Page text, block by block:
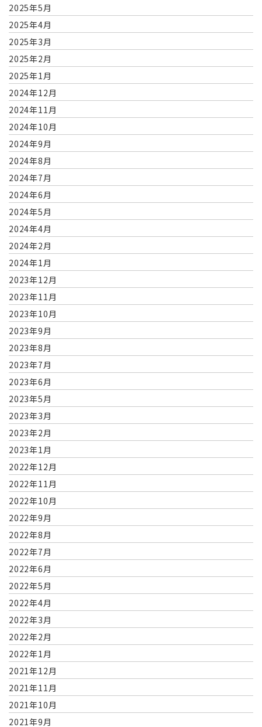
2025年5月
2025年4月
2025年3月
2025年2月
2025年1月
2024年12月
2024年11月
2024年10月
2024年9月
2024年8月
2024年7月
2024年6月
2024年5月
2024年4月
2024年2月
2024年1月
2023年12月
2023年11月
2023年10月
2023年9月
2023年8月
2023年7月
2023年6月
2023年5月
2023年3月
2023年2月
2023年1月
2022年12月
2022年11月
2022年10月
2022年9月
2022年8月
2022年7月
2022年6月
2022年5月
2022年4月
2022年3月
2022年2月
2022年1月
2021年12月
2021年11月
2021年10月
2021年9月